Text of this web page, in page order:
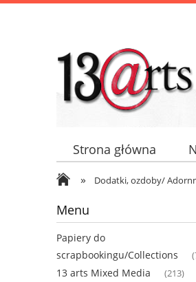
Strona główna
» Dodatki, ozdoby/
Menu
Papiery do
scrapbookingu/Collections
13 arts Mixed Media (213)